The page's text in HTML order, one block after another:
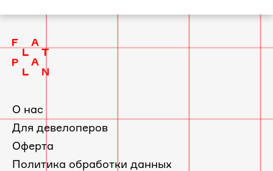
О нас
Для девелоперов
Оферта
Политика обработки данных